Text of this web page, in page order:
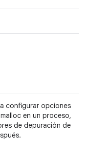
configurar opciones
en un proceso,
de depuración de